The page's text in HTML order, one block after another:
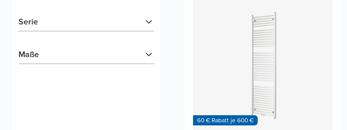
Serie
Maße
60 € Rabatt je 600 €